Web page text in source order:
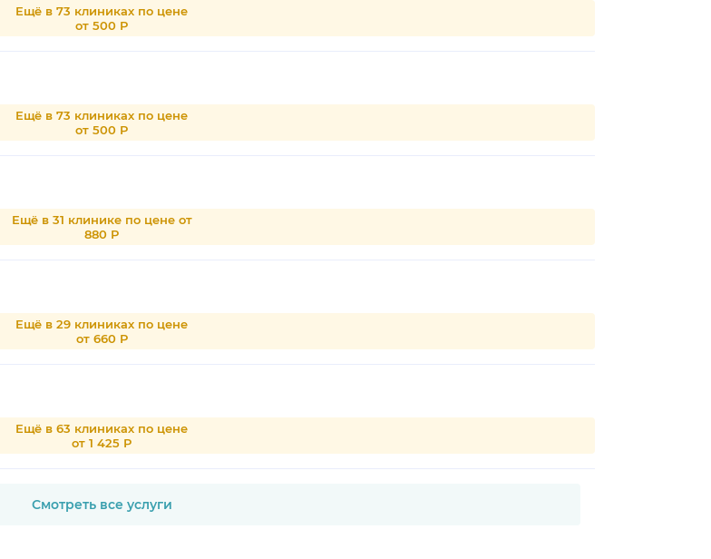
Ещё в 73 клиниках по цене
от 500 Р
Ещё в 73 клиниках по цене
от 500 Р
Ещё в 31 клинике по цене от
880 Р
Ещё в 29 клиниках по цене
от 660 Р
Ещё в 63 клиниках по цене
от 1 425 Р
Смотреть все услуги